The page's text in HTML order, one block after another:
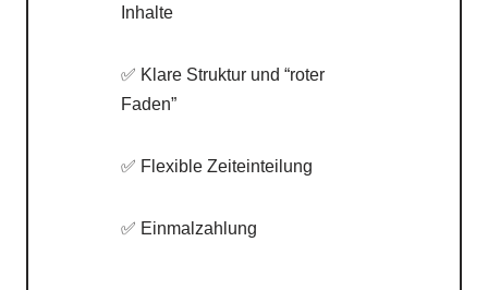
Inhalte
✅ Klare Struktur und “roter
Faden”
✅ Flexible Zeiteinteilung
✅ Einmalzahlung